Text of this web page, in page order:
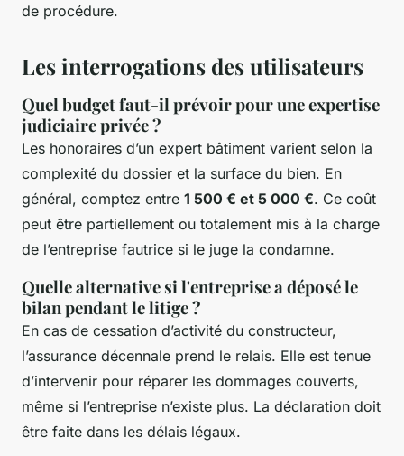
de procédure.
Les interrogations des utilisateurs
Quel budget faut-il prévoir pour une expertise
judiciaire privée ?
Les honoraires d’un expert bâtiment varient selon la
complexité du dossier et la surface du bien. En
général, comptez entre 1 500 € et 5 000 €. Ce coût
peut être partiellement ou totalement mis à la charge
de l’entreprise fautrice si le juge la condamne.
Quelle alternative si l'entreprise a déposé le
bilan pendant le litige ?
En cas de cessation d’activité du constructeur,
l’assurance décennale prend le relais. Elle est tenue
d’intervenir pour réparer les dommages couverts,
même si l’entreprise n’existe plus. La déclaration doit
être faite dans les délais légaux.